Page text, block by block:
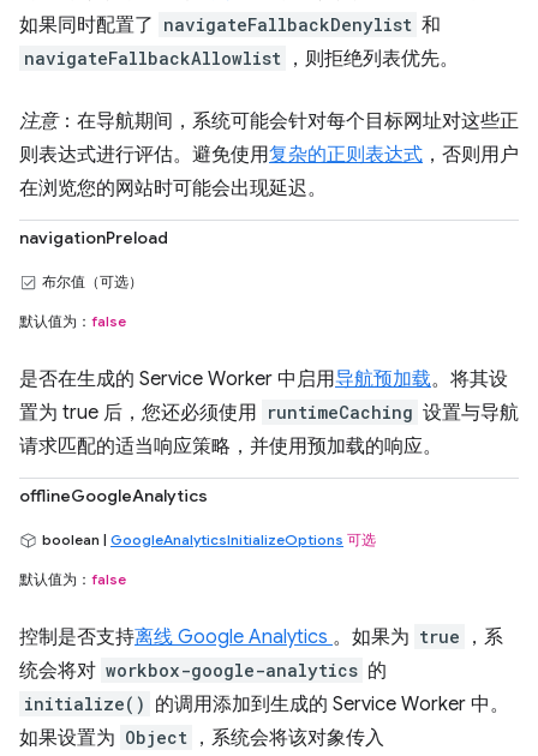
如果同时配置了 navigateFallbackDenylist 和
navigateFallbackAllowlist ，则拒绝列表优先。
注意：在导航期间，系统可能会针对每个目标网址对这些正
则表达式进行评估。避免使用复杂的正则表达式 ，否则用户
在浏览您的网站时可能会出现延迟。
navigationPreload
布尔值（可选）
默认值为： false
是否在生成的 Service Worker 中启用导航预加载。将其设
置为 true 后，您还必须使用 runtimeCaching 设置与导航
请求匹配的适当响应策略，并使用预加载的响应。
offlineGoogleAnalytics
boolean | GoogleAnalyticsInitializeOptions 可选
默认值为： false
控制是否支持离线 Google Analytics 。如果为 true
，系
统会将对 workbox-google-analytics 的
initialize() 的调用添加到生成的 Service Worker 中。
如果设置为 Object ，系统会将该对象传入